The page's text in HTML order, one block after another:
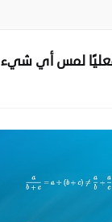
فعليًا لمس أي شيء